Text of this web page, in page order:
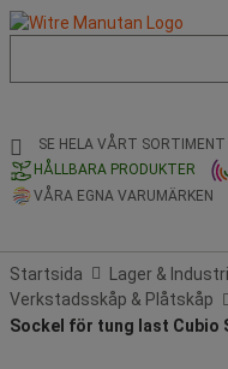
och
sökhistorik
SE HELA VÅRT SORTIMENT
HÅLLBARA PRODUKTER
VÅRA EGNA VARUMÄRKEN
Startsida Lager & Industri
Verkstadsskåp & Plåtskåp
Sockel för tung last Cubio